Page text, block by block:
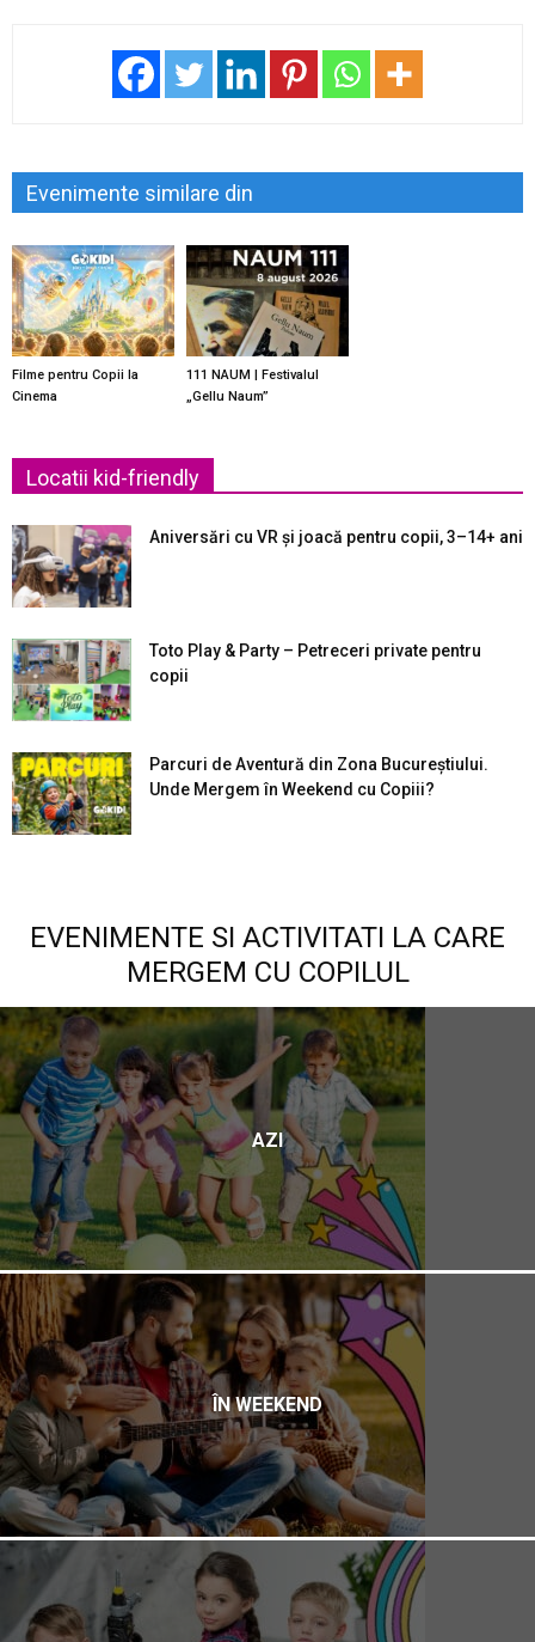
Evenimente similare din
Filme pentru Copii la
Cinema
111 NAUM | Festivalul
„Gellu Naum”
Locatii kid-friendly
Aniversări cu VR și joacă pentru copii, 3–14+ ani
Toto Play & Party – Petreceri private pentru
copii
Parcuri de Aventură din Zona Bucureştiului.
Unde Mergem în Weekend cu Copiii?
EVENIMENTE SI ACTIVITATI LA CARE
MERGEM CU COPILUL
AZI
ÎN WEEKEND